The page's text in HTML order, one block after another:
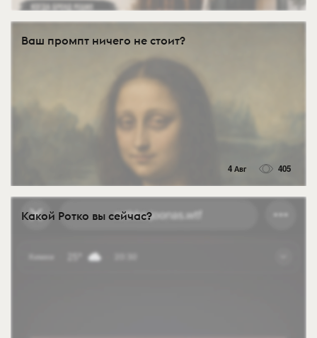
Ваш промпт ничего не стоит?
4 Авг 405
Какой Ротко вы сейчас?